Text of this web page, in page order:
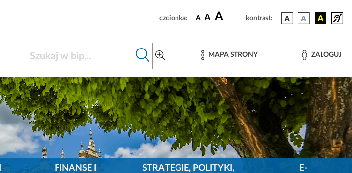
czcionka: A A A kontrast:
MAPA STRONY ZALOGUJ
FINANSE I
STRATEGIE, POLITYKI,
E-